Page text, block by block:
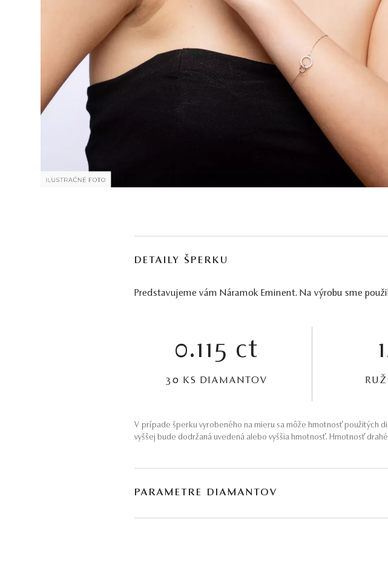
DETAILY ŠPERKU
Predstavujeme vám Náramok Eminent. Na výrobu sme
0.115 ct
30 KS DIAMANTOV
V prípade šperku vyrobeného na mieru sa môže hmotnosť použitých
vyššej bude dodržaná uvedená alebo vyššia hmotnosť. Hmotnosť
PARAMETRE DIAMANTOV